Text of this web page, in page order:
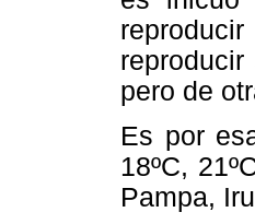
pero de
Es por
18ºC,
Pampa,